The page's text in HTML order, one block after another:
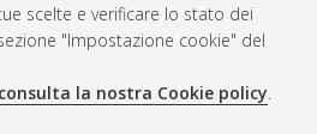
scelte e verificare lo stato dei
"Impostazione cookie" del
consulta la nostra Cookie policy.